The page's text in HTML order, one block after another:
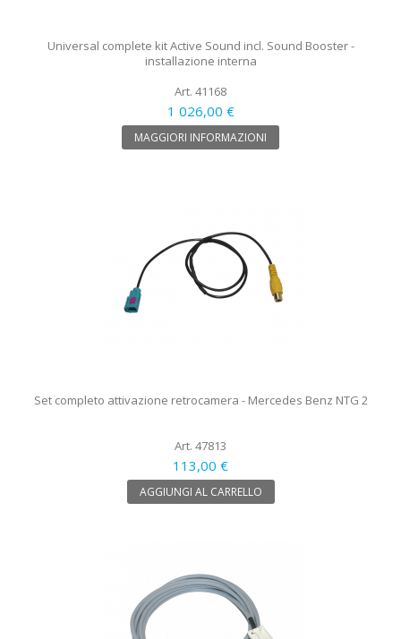
Universal complete kit Active Sound incl. Sound Booster -
installazione interna
Art. 41168
1 026,00 €
MAGGIORI INFORMAZIONI
Set completo attivazione retrocamera - Mercedes Benz NTG 2
Art. 47813
113,00 €
AGGIUNGI AL CARRELLO